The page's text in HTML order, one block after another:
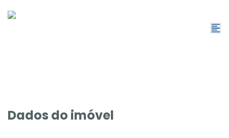
Dados do imóvel